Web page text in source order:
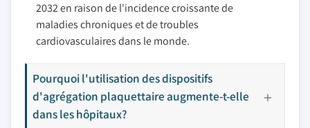
2032 en raison de l'incidence croissante de
maladies chroniques et de troubles
cardiovasculaires dans le monde.
Pourquoi l'utilisation des dispositifs
d'agrégation plaquettaire augmente-t-elle
dans les hôpitaux?